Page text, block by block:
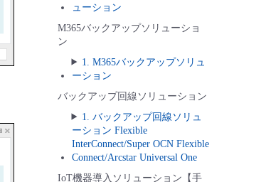
ューション
M365バックアップソリューショ
ン
1. M365バックアップソリュ
ーション
バックアップ回線ソリューション
1. バックアップ回線ソリュ
ーション Flexible
InterConnect/Super OCN Flexible
Connect/Arcstar Universal One
IoT機器導入ソリューション【手